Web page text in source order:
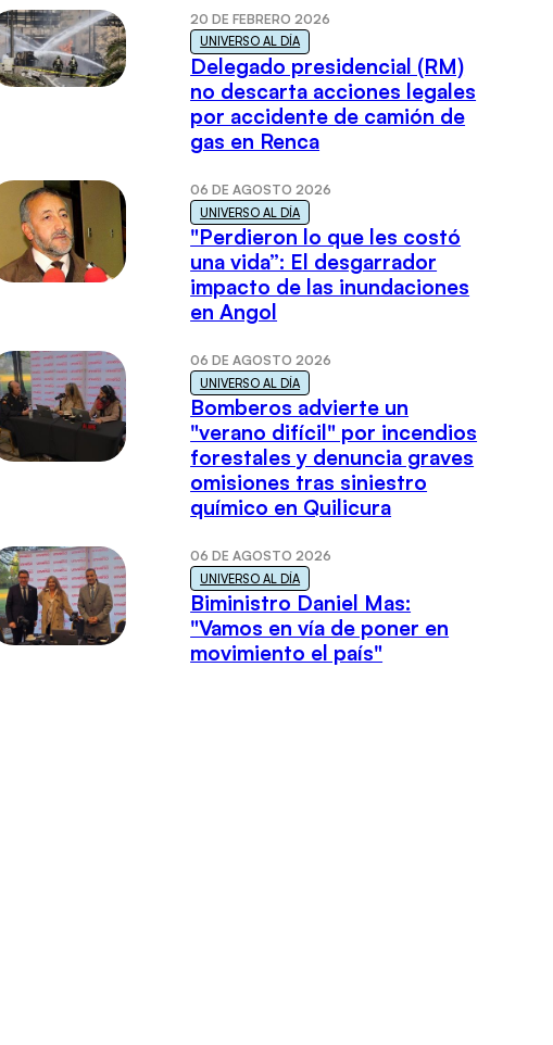
20 DE FEBRERO 2026
UNIVERSO AL DÍA
Delegado presidencial (RM)
no descarta acciones legales
por accidente de camión de
gas en Renca
06 DE AGOSTO 2026
UNIVERSO AL DÍA
"Perdieron lo que les costó
una vida”: El desgarrador
impacto de las inundaciones
en Angol
06 DE AGOSTO 2026
UNIVERSO AL DÍA
Bomberos advierte un
"verano difícil" por incendios
forestales y denuncia graves
omisiones tras siniestro
químico en Quilicura
06 DE AGOSTO 2026
UNIVERSO AL DÍA
Biministro Daniel Mas:
"Vamos en vía de poner en
movimiento el país"